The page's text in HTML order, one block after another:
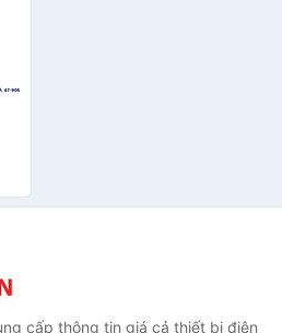
cấp thông tin giá cả thiết bị điện